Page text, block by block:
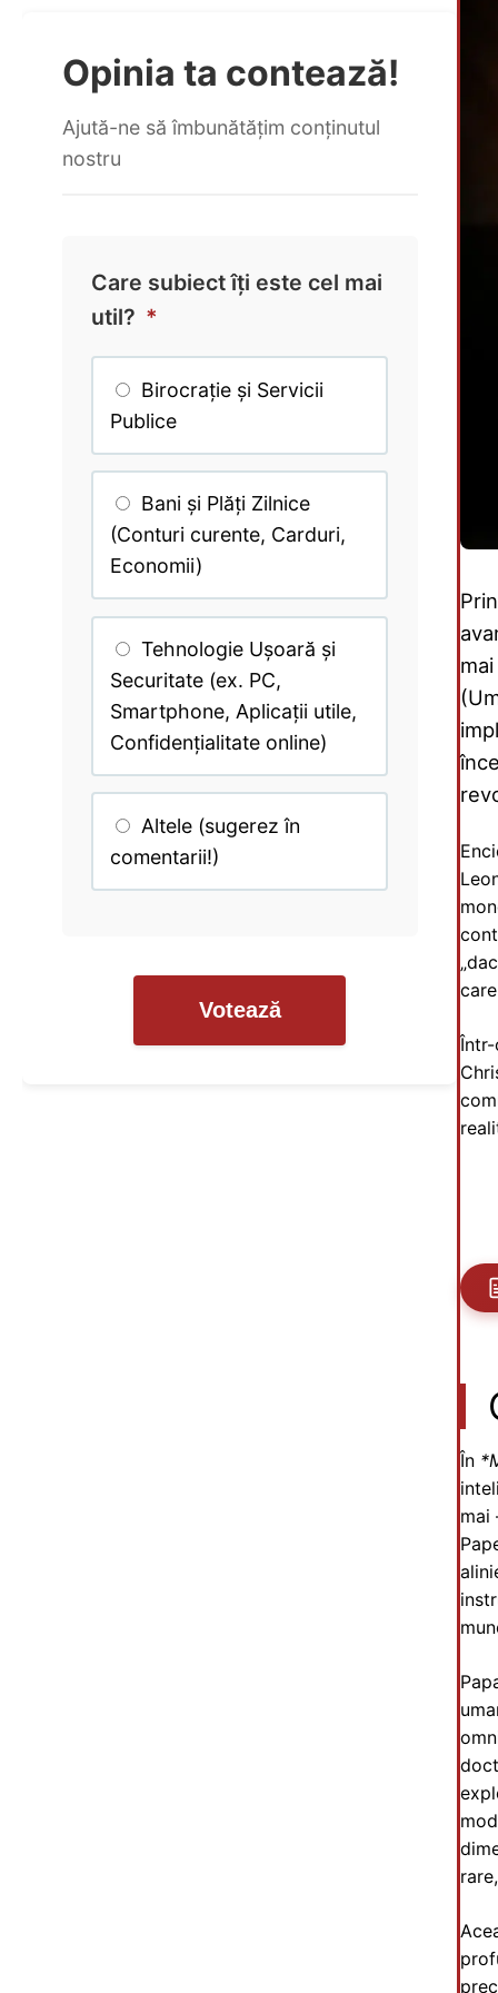
Opinia ta contează!
Ajută-ne să îmbunătățim conținutul
nostru
Care subiect îți este cel mai
util? *
Birocrație și Servicii
Publice
Bani și Plăți Zilnice
(Conturi curente, Carduri,
Economii)
Tehnologie Ușoară și
Securitate (ex. PC,
Smartphone, Aplicații utile,
Confidențialitate online)
Altele (sugerez în
comentarii!)
Votează
În
mai